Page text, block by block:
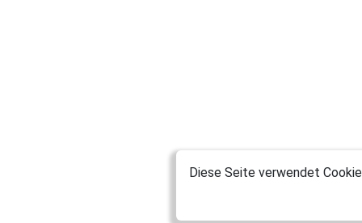
Diese Seite verwendet